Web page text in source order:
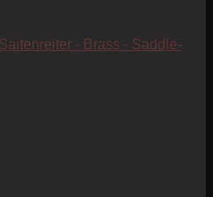
- Brass - Saddle-